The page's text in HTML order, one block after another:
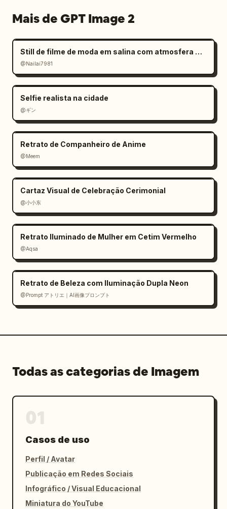
Mais de GPT Image 2
Still de filme de moda em salina com atmosfera melancólica
@Nailai7981
Selfie realista na cidade
@ギン
Retrato de Companheiro de Anime
@Meem
Cartaz Visual de Celebração Cerimonial
@小小东
Retrato Iluminado de Mulher em Cetim Vermelho
@Aqsa
Retrato de Beleza com Iluminação Dupla Neon
@Prompt アトリエ｜AI画像プロンプト
Todas as categorias de Imagem
Casos de uso
Perfil / Avatar
Publicação em Redes Sociais
Infográfico / Visual Educacional
Miniatura do YouTube